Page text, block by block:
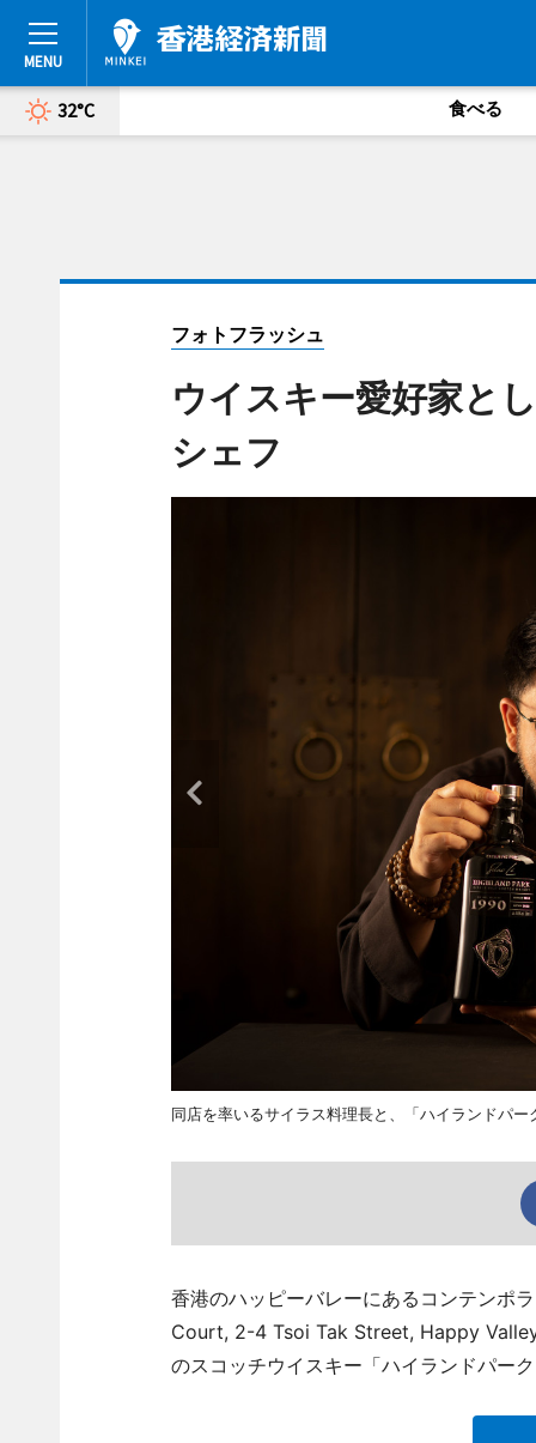
32°C 食べる
フォトフラッシュ
ウイスキー愛好家と
シェフ
同店を率いるサイラス料理長と、「ハイランドパ
香港のハッピーバレーにあるコンテンポ
Court, 2-4 Tsoi Tak Street, Happy
のスコッチウイスキー「ハイランドパー